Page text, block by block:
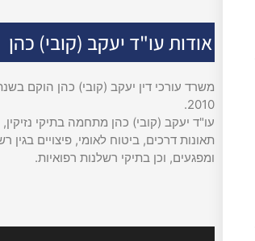
אודות עו"ד יעקב (קובי) כהן
משרד עורכי דין יעקב (קובי) כהן הוקם
2010.
עו"ד יעקב (קובי) כהן מתחמה בתיקי נזיקין,
תאונות דרכים, ביטוח לאומי, פיצויים בגין
ומפגעים, וכן בתיקי רשלנות רפואיות.